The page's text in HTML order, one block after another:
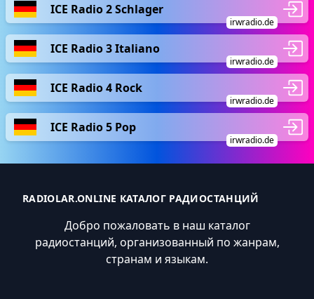
ICE Radio 2 Schlager
irwradio.de
ICE Radio 3 Italiano
irwradio.de
ICE Radio 4 Rock
irwradio.de
ICE Radio 5 Pop
irwradio.de
RADIOLAR.ONLINE КАТАЛОГ РАДИОСТАНЦИЙ
Добро пожаловать в наш каталог
радиостанций, организованный по жанрам,
странам и языкам.